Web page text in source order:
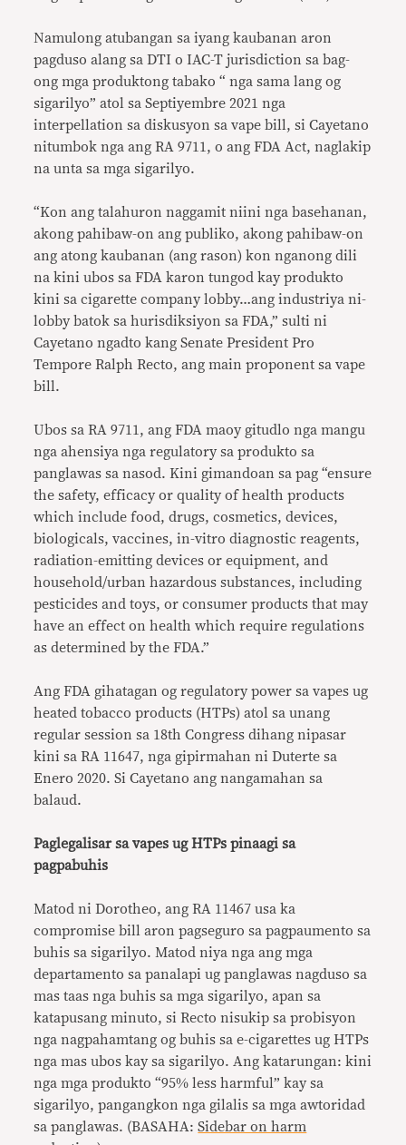
Namulong atubangan sa iyang kaubanan aron
pagduso alang sa DTI o IAC-T jurisdiction sa bag-
ong mga produktong tabako “ nga sama lang og
sigarilyo” atol sa Septiyembre 2021 nga
interpellation sa diskusyon sa vape bill, si Cayetano
nitumbok nga ang RA 9711, o ang FDA Act, naglakip
na unta sa mga sigarilyo.
“Kon ang talahuron naggamit niini nga basehanan,
akong pahibaw-on ang publiko, akong pahibaw-on
ang atong kaubanan (ang rason) kon nganong dili
na kini ubos sa FDA karon tungod kay produkto
kini sa cigarette company lobby…ang industriya ni-
lobby batok sa hurisdiksiyon sa FDA,” sulti ni
Cayetano ngadto kang Senate President Pro
Tempore Ralph Recto, ang main proponent sa vape
bill.
Ubos sa RA 9711, ang FDA maoy gitudlo nga mangu
nga ahensiya nga regulatory sa produkto sa
panglawas sa nasod. Kini gimandoan sa pag “ensure
the safety, efficacy or quality of health products
which include food, drugs, cosmetics, devices,
biologicals, vaccines, in-vitro diagnostic reagents,
radiation-emitting devices or equipment, and
household/urban hazardous substances, including
pesticides and toys, or consumer products that may
have an effect on health which require regulations
as determined by the FDA.”
Ang FDA gihatagan og regulatory power sa vapes ug
heated tobacco products (HTPs) atol sa unang
regular session sa 18th Congress dihang nipasar
kini sa RA 11647, nga gipirmahan ni Duterte sa
Enero 2020. Si Cayetano ang nangamahan sa
balaud.
Paglegalisar sa vapes ug HTPs pinaagi sa
pagpabuhis
Matod ni Dorotheo, ang RA 11467 usa ka
compromise bill aron pagseguro sa pagpaumento sa
buhis sa sigarilyo. Matod niya nga ang mga
departamento sa panalapi ug panglawas nagduso sa
mas taas nga buhis sa mga sigarilyo, apan sa
katapusang minuto, si Recto nisukip sa probisyon
nga nagpahamtang og buhis sa e-cigarettes ug HTPs
nga mas ubos kay sa sigarilyo. Ang katarungan: kini
nga mga produkto “95% less harmful” kay sa
sigarilyo, pangangkon nga gilalis sa mga awtoridad
sa panglawas. (BASAHA:Sidebar on harm